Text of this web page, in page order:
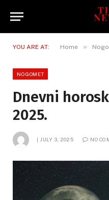
YOU ARE AT: Home »
NOGOMET
Dnevni
2025.
JULY 3, 2025 NO